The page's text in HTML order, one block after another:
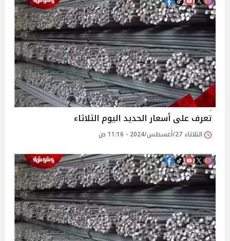
تعرف على أسعار الحديد اليوم الثلاثاء
الثلاثاء 27/أغسطس/2024 - 11:16 ص